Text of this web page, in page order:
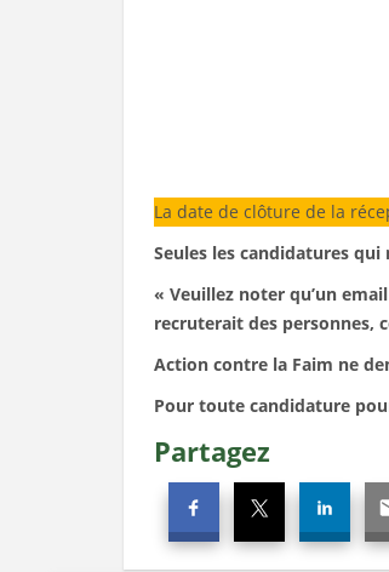
La date de clôture de la
Seules les candidatures
« Veuillez noter qu’un
recruterait des personnes,
Action contre la Faim ne
Pour toute candidature
Partagez